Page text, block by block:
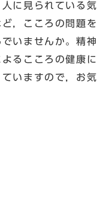
に見られている気
，こころの問題を
いませんか。精神
るこころの健康に
いますので，お気